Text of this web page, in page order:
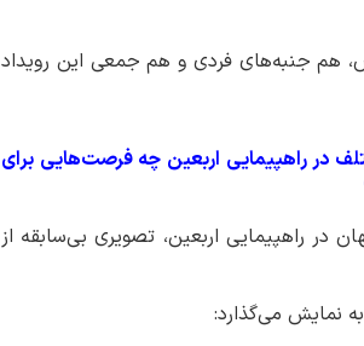
هم جنبه‌های فردی و هم جمعی این رویداد
در راهپیمایی اربعین چه فرصت‌هایی برای
زائران از بیش از ۸۰ کشور جهان در راهپیمایی اربعین، تصویری بی‌سابقه از
نمایش می‌گذارد: